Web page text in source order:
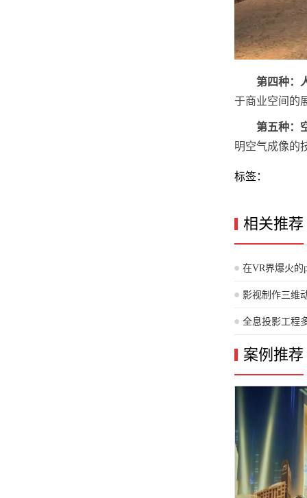
第四种：
于商业空间的
第五种：
明空气成像的
标签：
相关推荐
在VR界爆火的
影视制作三维
画效果
全息投影工程
多少？
案例推荐